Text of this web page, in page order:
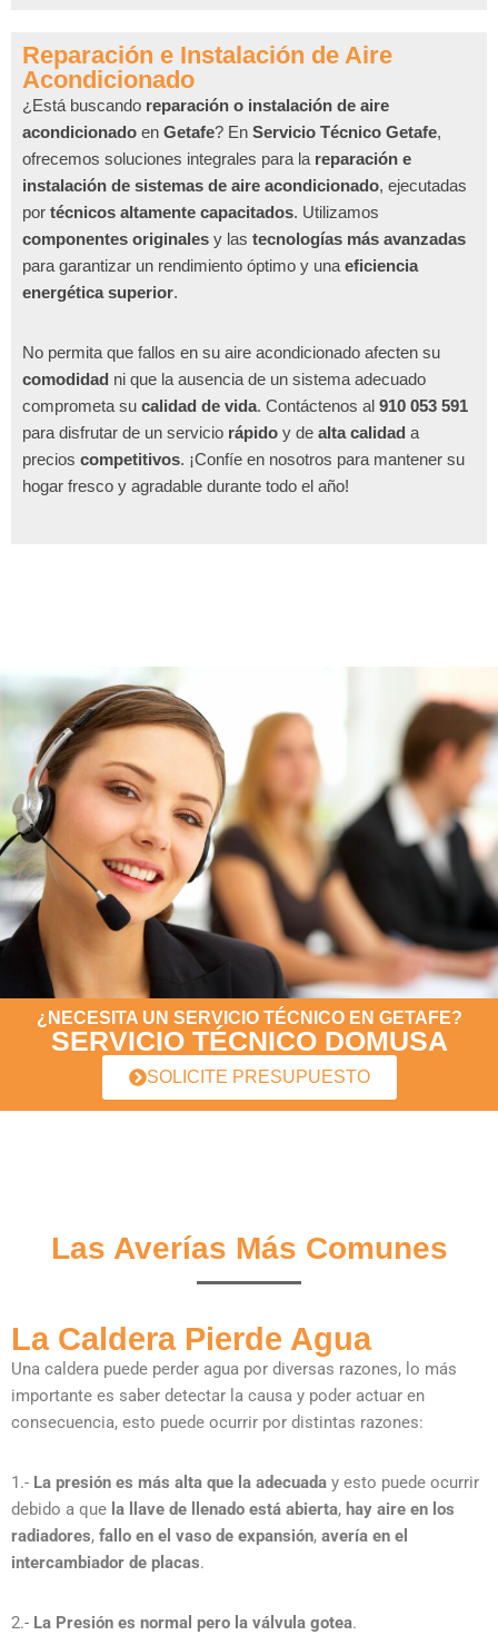
Reparación e Instalación de Aire
Acondicionado
¿Está buscando reparación o instalación de aire
acondicionado en Getafe? En Servicio Técnico Getafe,
ofrecemos soluciones integrales para la reparación e
instalación de sistemas de aire acondicionado, ejecutadas
por técnicos altamente capacitados. Utilizamos
componentes originales y las tecnologías más avanzadas
para garantizar un rendimiento óptimo y una eficiencia
energética superior.
No permita que fallos en su aire acondicionado afecten su
comodidad ni que la ausencia de un sistema adecuado
comprometa su calidad de vida. Contáctenos al 910 053 591
para disfrutar de un servicio rápido y de alta calidad a
precios competitivos. ¡Confíe en nosotros para mantener su
hogar fresco y agradable durante todo el año!
¿NECESITA UN SERVICIO TÉCNICO EN GETAFE?
SERVICIO TÉCNICO DOMUSA
SOLICITE PRESUPUESTO
Las Averías Más Comunes
La Caldera Pierde Agua
Una caldera puede perder agua por diversas razones, lo más
importante es saber detectar la causa y poder actuar en
consecuencia, esto puede ocurrir por distintas razones:
1.- La presión es más alta que la adecuada y esto puede ocurrir
debido a que la llave de llenado está abierta, hay aire en los
radiadores, fallo en el vaso de expansión, avería en el
intercambiador de placas.
2.- La Presión es normal pero la válvula gotea.